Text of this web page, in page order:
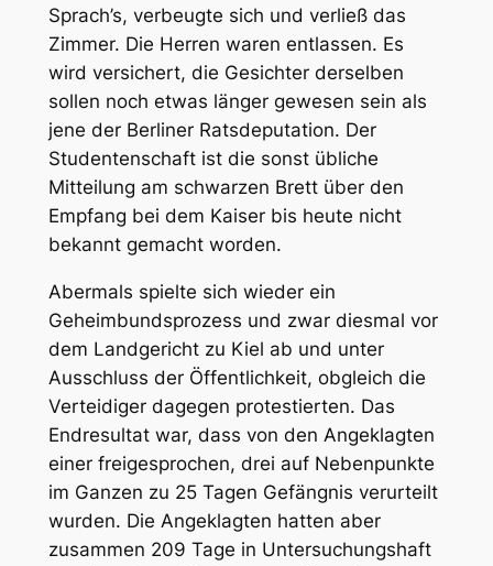
Sprach’s, verbeugte sich und verließ das
Zimmer. Die Herren waren entlassen. Es
wird versichert, die Gesichter derselben
sollen noch etwas länger gewesen sein als
jene der Berliner Ratsdeputation. Der
Studentenschaft ist die sonst übliche
Mitteilung am schwarzen Brett über den
Empfang bei dem Kaiser bis heute nicht
bekannt gemacht worden.
Abermals spielte sich wieder ein
Geheimbundsprozess und zwar diesmal vor
dem Landgericht zu Kiel ab und unter
Ausschluss der Öffentlichkeit, obgleich die
Verteidiger dagegen protestierten. Das
Endresultat war, dass von den Angeklagten
einer freigesprochen, drei auf Nebenpunkte
im Ganzen zu 25 Tagen Gefängnis verurteilt
wurden. Die Angeklagten hatten aber
zusammen 209 Tage in Untersuchungshaft